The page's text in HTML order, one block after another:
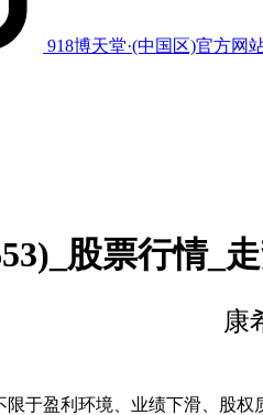
918博天堂·(中国区)官方网
股票行情_
康
盈利环境、业绩下滑、股权